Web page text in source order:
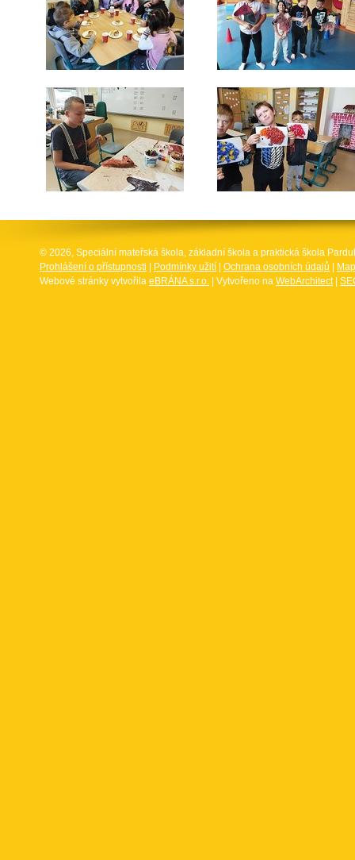
© 2026, Speciální mateřská škola, základní škola a praktická škola
Prohlášení o přístupnosti
Podmínky užití Ochrana osobních údajů
Webové stránky vytvořila eBRÁNA s.r.o. | Vytvořeno na WebArchitect|